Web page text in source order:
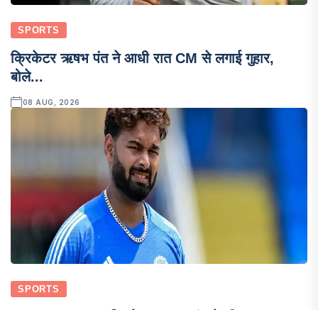
SPORTS
क्रिकेटर ऋषभ पंत ने आधी रात CM से लगाई गुहार,
बोले...
08 AUG, 2026
SPORTS